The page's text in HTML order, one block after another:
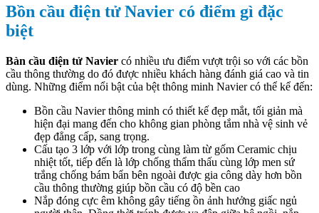
Bồn cầu điện tử Navier có điểm gì đặc
biệt
Bàn cầu điện tử Navier có nhiều ưu điểm vượt trội so với các bồn
cầu thông thường do đó được nhiều khách hàng đánh giá cao và tin
dùng. Những điểm nổi bật của bệt thông minh Navier có thể kể đến:
Bồn cầu Navier thông minh có thiết kế đẹp mắt, tối giản mà
hiện đại mang đến cho không gian phòng tắm nhà vệ sinh vẻ
đẹp đẳng cấp, sang trọng.
Cấu tạo 3 lớp với lớp trong cùng làm từ gốm Ceramic chịu
nhiệt tốt, tiếp đến là lớp chống thẩm thấu cùng lớp men sứ
trắng chống bám bẩn bên ngoài được gia công dày hơn bồn
cầu thông thường giúp bồn cầu có độ bền cao
Nắp đóng cực êm không gây tiếng ồn ảnh hưởng giấc ngủ